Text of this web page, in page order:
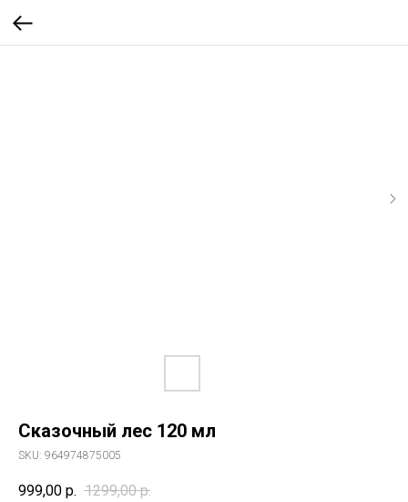
Сказочный лес 120 мл
SKU: 964974875005
999,00 р. 1299,00 р.